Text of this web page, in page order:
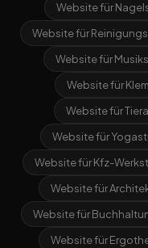
Website für
Website für
Website für
Website für
Website für
Website für
Website für Kfz-
Website für
Website für
Website für